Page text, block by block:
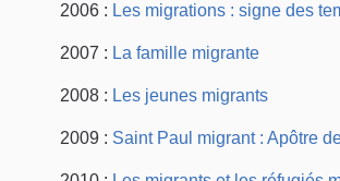
2006 : Les migrations : signe des
2007 : La famille migrante
2008 : Les jeunes migrants
2009 : Saint Paul migrant : Apôtre